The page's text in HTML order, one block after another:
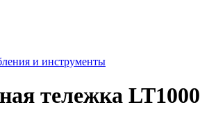
и инструменты
тележка LT1000